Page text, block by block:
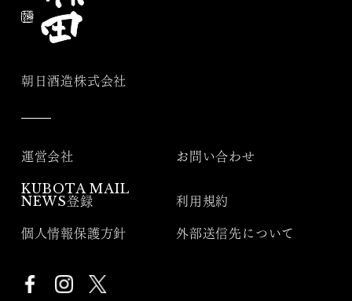
朝日酒造株式会社
運営会社 お問い合わせ
KUBOTA MAIL
NEWS登録
利用規約
個人情報保護方針 外部送信先について